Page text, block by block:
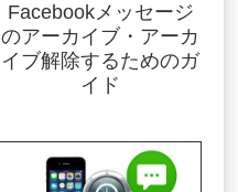
Facebookメッセージ
のアーカイブ・アーカ
イブ解除するためのガ
イド